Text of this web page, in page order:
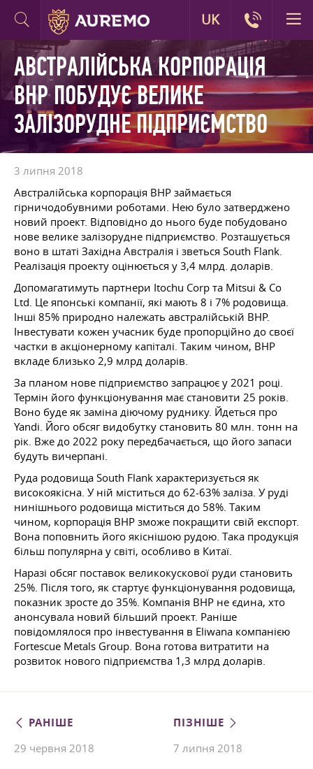
АВСТРАЛІЙСЬКА КОРПОРАЦІЯ
BHP ПОБУДУЄ ВЕЛИКЕ
ЗАЛІЗОРУДНЕ ПІДПРИЄМСТВО
3 липня 2018
Австралійська корпорація ВНР займається
гірничодобувними роботами. Нею було затверджено
новий проект. Відповідно до нього буде побудовано
нове велике залізорудне підприємство. Розташується
воно в штаті Західна Австралія і зветься South Flank.
Реалізація проекту оцінюється у 3,4 млрд. доларів.
Допомагатимуть партнери Itochu Corp та Mitsui & Co
Ltd. Це японські компанії, які мають 8 і 7% родовища.
Інші 85% природно належать австралійській ВНР.
Інвестувати кожен учасник буде пропорційно до своєї
частки в акціонерному капіталі. Таким чином, ВНР
вкладе близько 2,9 млрд доларів.
За планом нове підприємство запрацює у 2021 році.
Термін його функціонування має становити 25 років.
Воно буде як заміна діючому руднику. Йдеться про
Yandi. Його обсяг видобутку становить 80 млн. тонн на
рік. Вже до 2022 року передбачається, що його запаси
будуть вичерпані.
Руда родовища South Flank характеризується як
високоякісна. У ній міститься до 62-63% заліза. У руді
нинішнього родовища міститься до 58%. Таким
чином, корпорація ВНР зможе покращити свій експорт.
Вона поповнить його якіснішою рудою. Така продукція
більш популярна у світі, особливо в Китаї.
Наразі обсяг поставок великокускової руди становить
25%. Після того, як стартує функціонування родовища,
показник зросте до 35%. Компанія ВНР не єдина, хто
анонсувала новий більший проект. Раніше
повідомлялося про інвестування в Eliwana компанією
Fortescue Metals Group. Вона готова витратити на
розвиток нового підприємства 1,3 млрд доларів.
РАНІШЕ
29 червня 2018
ПІЗНІШЕ
7 липня 2018
UK